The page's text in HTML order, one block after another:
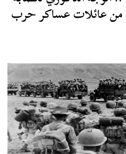
من عائلات عساكر حرب